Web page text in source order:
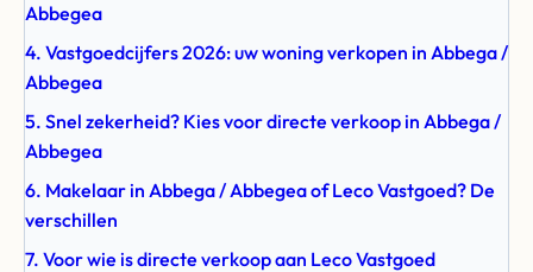
Abbegea
4. Vastgoedcijfers 2026: uw woning verkopen in Abbega /
Abbegea
5. Snel zekerheid? Kies voor directe verkoop in Abbega /
Abbegea
6. Makelaar in Abbega / Abbegea of Leco Vastgoed? De
verschillen
7. Voor wie is directe verkoop aan Leco Vastgoed